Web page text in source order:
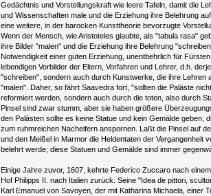
Gedächtnis und Vorstellungskraft wie leere Tafeln, damit die
und Wissenschaften male und die Erziehung ihre Belehrung
eine weitere, in der barocken Kunsttheorie bevorzugte
Wenn der Mensch, wie Aristoteles glaubte, als "tabula rasa"
ihre Bilder "malen" und die Erziehung ihre Belehrung
Notwendigkeit einer guten Erziehung, unentbehrlich für
lebendigen Vorbilder der Eltern, Vorfahren und Lehrer, d.h.
"schreiben", sondern auch durch Kunstwerke, die ihre Lehren
"malen". Daher, so fährt Saavedra fort, "sollten die Paläste
reformiert werden, sondern auch durch die toten, also durch
Pinsel sind zwar stumm, aber sie haben größere
den Palästen sollte es keine Statue und kein Gemälde geben,
zum ruhmreichen Nacheifern anspornen. Laßt die Pinsel auf
und den Meißel in Marmor die Heldentaten der Vergangenheit
belehrt werde; diese Statuen und Gemälde sind immer
Einige Jahre zuvor, 1607, kehrte Federico Zuccaro nach
Hof Philipps II. nach Italien zurück. Seine "Idea de pittori,
Karl Emanuel von Savoyen, der mit Katharina Michaela, einer